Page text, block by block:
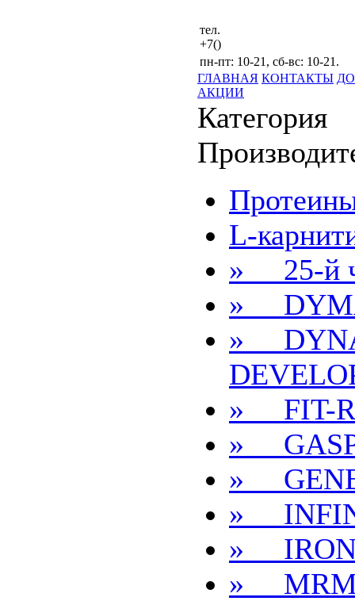
тел.
+7()
пн-пт: 10-21, сб-вс: 10-21.
ГЛАВНАЯ КОНТАКТЫ
АКЦИИ
Категория
L-
» 25-й
»
»
» FIT-
»
»
»
»
»